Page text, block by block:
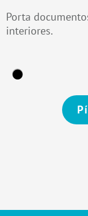
Porta
interiores.